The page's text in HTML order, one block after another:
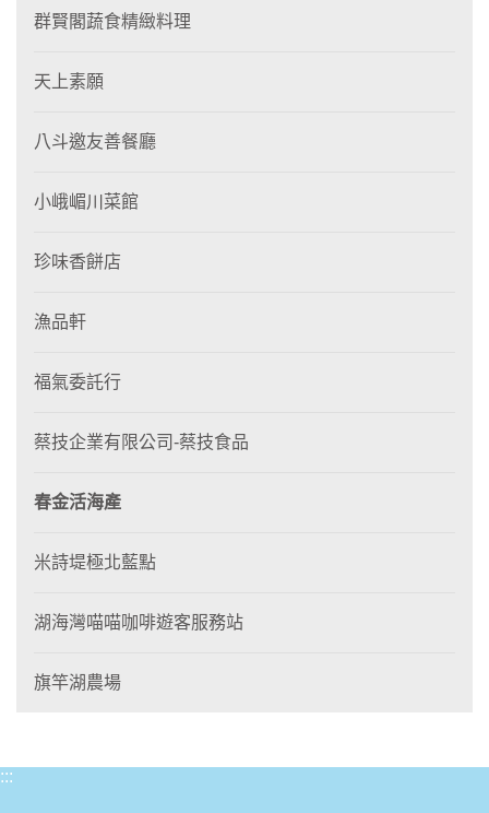
群賢閣蔬食精緻料理
天上素願
八斗邀友善餐廳
小峨嵋川菜館
珍味香餅店
漁品軒
福氣委託行
蔡技企業有限公司-蔡技食品
春金活海產
米詩堤極北藍點
湖海灣喵喵咖啡遊客服務站
旗竿湖農場
:::